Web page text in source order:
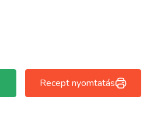
Recept nyomtatás